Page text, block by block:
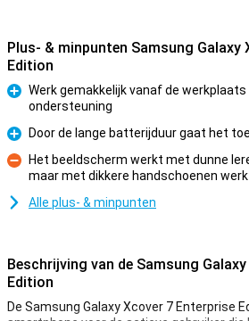
Plus- & minpunten Samsung Galaxy
Edition
Pluspunt
Werk gemakkelijk vanaf de
ondersteuning
Pluspunt
Door de lange batterijduur gaat het
Minpunt
Het beeldscherm werkt met dunne
maar met dikkere handschoenen
Alle plus- & minpunten
Beschrijving van de Samsung
Edition
De Samsung Galaxy Xcover 7 Enterprise